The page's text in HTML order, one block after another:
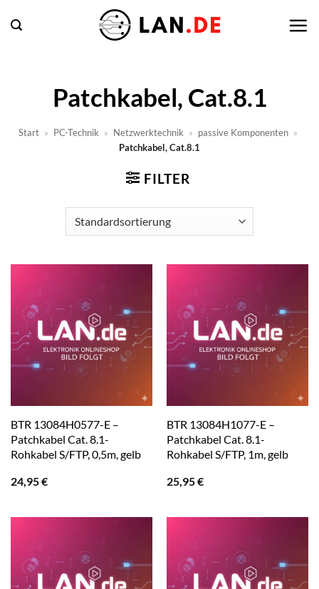
Inhalt
Patchkabel, Cat.8.1
Start » PC-Technik » Netzwerktechnik » passive Komponenten »
Patchkabel, Cat.8.1
FILTER
BTR 13084H0577-E –
Patchkabel Cat. 8.1-
Rohkabel S/FTP, 0,5m, gelb
24,95€
BTR 13084H1077-E –
Patchkabel Cat. 8.1-
Rohkabel S/FTP, 1m, gelb
25,95€